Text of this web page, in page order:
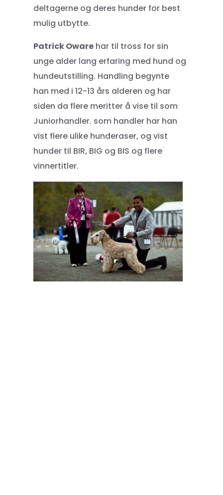
deltagerne og deres hunder for best
mulig utbytte.
Patrick Oware har til tross for sin
unge alder lang erfaring med hund og
hundeutstilling. Handling begynte
han med i 12-13 års alderen og har
siden da flere meritter å vise til som
Juniorhandler. som handler har han
vist flere ulike hunderaser, og vist
hunder til BIR, BIG og BIS og flere
vinnertitler.